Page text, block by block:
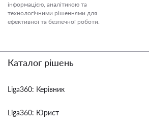
інформацією, аналітикою та
технологічними рішеннями для
ефективної та безпечної роботи.
Каталог рішень
Liga360: Керівник
Liga360: Юрист